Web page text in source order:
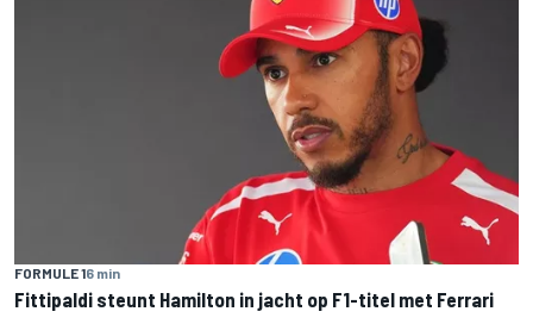
FORMULE 16 min
Fittipaldi steunt Hamilton in jacht op F1-titel met Ferrari